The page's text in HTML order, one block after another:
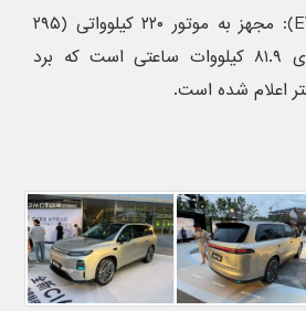
نسخه تمام‌برقی (EV): مجهز به موتور ۲۲۰ کیلوواتی (۲۹۵
اسب بخار) و باتری ۸۱.۹ کیلووات ساعتی است که برد